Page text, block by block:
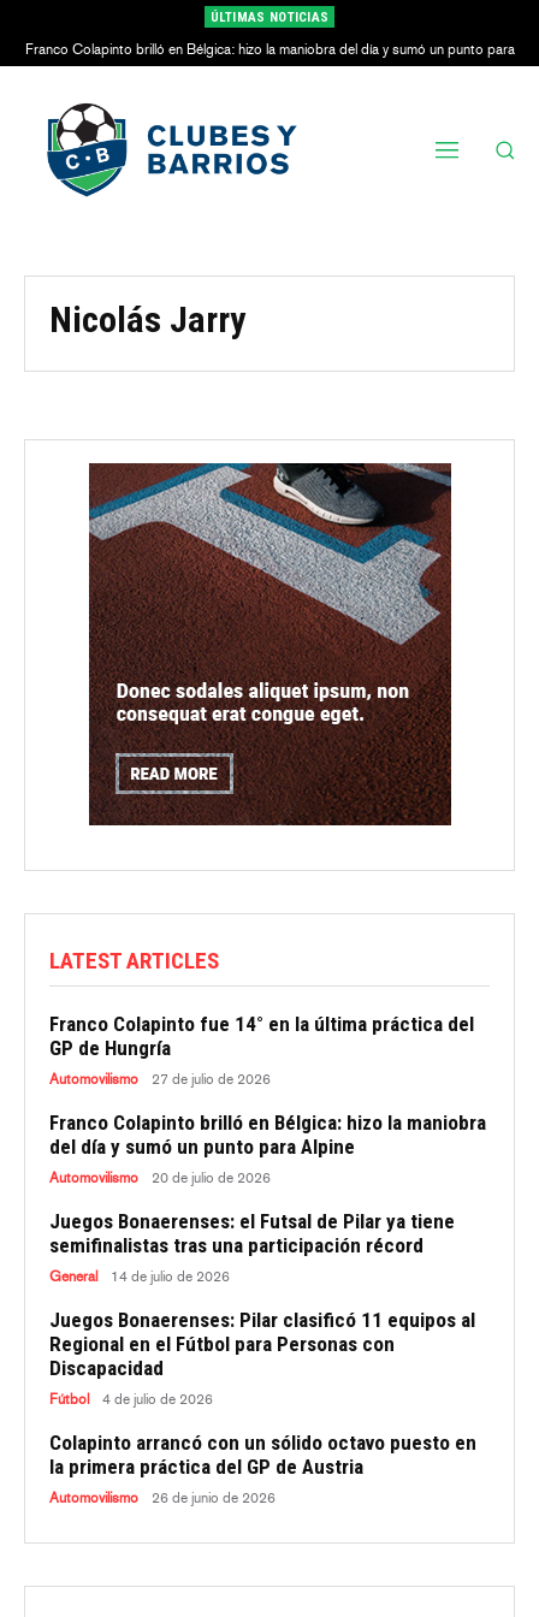
ÚLTIMAS NOTICIAS
Franco Colapinto brilló en Bélgica: hizo la maniobra del día y sumó un punto para
Alpine
Nicolás Jarry
LATEST ARTICLES
Franco Colapinto fue 14° en la última práctica del
GP de Hungría
Automovilismo 27 de julio de 2026
Franco Colapinto brilló en Bélgica: hizo la maniobra
del día y sumó un punto para Alpine
Automovilismo 20 de julio de 2026
Juegos Bonaerenses: el Futsal de Pilar ya tiene
semifinalistas tras una participación récord
General 14 de julio de 2026
Juegos Bonaerenses: Pilar clasificó 11 equipos al
Regional en el Fútbol para Personas con
Discapacidad
Fútbol 4 de julio de 2026
Colapinto arrancó con un sólido octavo puesto en
la primera práctica del GP de Austria
Automovilismo 26 de junio de 2026